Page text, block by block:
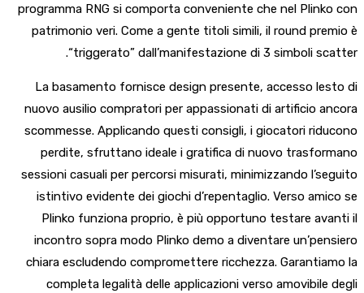
programma RNG si comporta conveniente che nel Plinko con
patrimonio veri. Come a gente titoli simili, il round premio è
“triggerato” dall’manifestazione di 3 simboli scatter.
La basamento fornisce design presente, accesso lesto di
nuovo ausilio compratori per appassionati di artificio ancora
scommesse. Applicando questi consigli, i giocatori riducono
perdite, sfruttano ideale i gratifica di nuovo trasformano
sessioni casuali per percorsi misurati, minimizzando l’seguito
istintivo evidente dei giochi d’repentaglio. Verso amico se
Plinko funziona proprio, è più opportuno testare avanti il
incontro sopra modo Plinko demo a diventare un’pensiero
chiara escludendo compromettere ricchezza. Garantiamo la
completa legalità delle applicazioni verso amovibile degli